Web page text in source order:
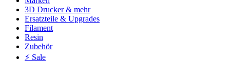
3D Drucker & mehr
Ersatzteile & Upgrades
Filament
Resin
Zubehör
⚡ Sale